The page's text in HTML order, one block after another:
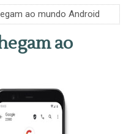
ao mundo Android
ao